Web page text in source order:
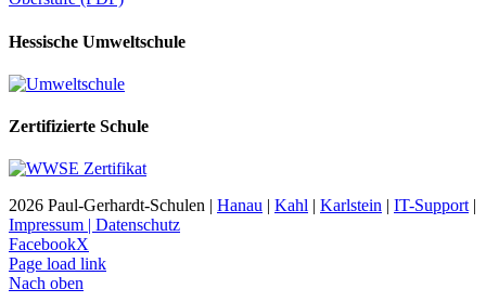
Hessische Umweltschule
Zertifizierte Schule
2026 Paul-Gerhardt-Schulen | Hanau | Kahl | Karlstein | IT-Support |
Impressum | Datenschutz
FacebookX
Page load link
Nach oben